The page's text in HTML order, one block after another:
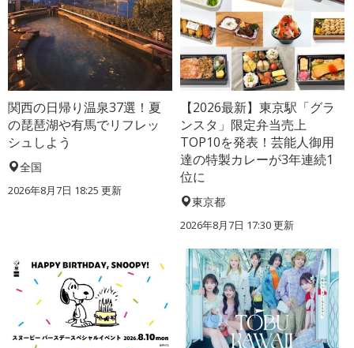
関西の日帰り温泉37選！夏
の琵琶湖や有馬でリフレッ
シュしよう
全国
2026年8月7日 18:25 更新
【2026最新】東京駅「グラ
ンスタ」限定弁当売上
TOP10を発表！芸能人御用
達の特製カレーが3年連続1
位に
東京都
2026年8月7日 17:30更新